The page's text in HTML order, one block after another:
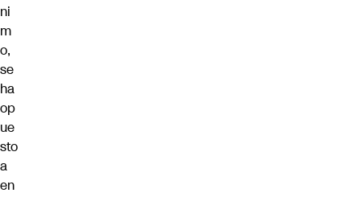
ni
m
o,
se
ha
op
ue
sto
a
en